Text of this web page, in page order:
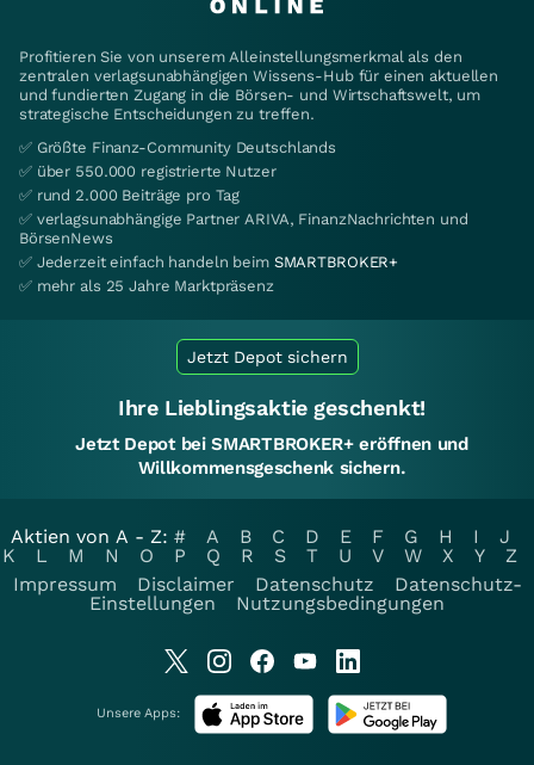
Profitieren Sie von unserem Alleinstellungsmerkmal als den
zentralen verlagsunabhängigen Wissens-Hub für einen aktuellen
und fundierten Zugang in die Börsen- und Wirtschaftswelt, um
strategische Entscheidungen zu treffen.
✅ Größte Finanz-Community Deutschlands
✅ über 550.000 registrierte Nutzer
✅ rund 2.000 Beiträge pro Tag
✅ verlagsunabhängige Partner ARIVA, FinanzNachrichten und
BörsenNews
✅ Jederzeit einfach handeln beim SMARTBROKER+
✅ mehr als 25 Jahre Marktpräsenz
Jetzt Depot sichern
Ihre Lieblingsaktie geschenkt!
Jetzt Depot bei SMARTBROKER+ eröffnen und
Willkommensgeschenk sichern.
Aktien von A - Z: # A B C D E F G H I
J
K
L M N O P Q R S T U V W X Y
Z
Impressum
Disclaimer Datenschutz
Datenschutz-
Einstellungen
Nutzungsbedingungen
Unsere Apps: